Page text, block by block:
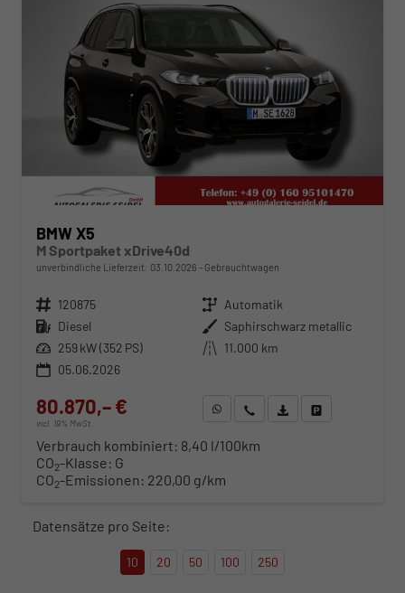
BMW X5
M Sportpaket xDrive40d
unverbindliche Lieferzeit: 03.10.2026 Gebrauchtwagen
Fahrzeugnr. 120875 Getriebe Automatik
Kraftstoff Diesel Außenfarbe Saphirschwarz metallic
Leistung 259 kW (352 PS) Kilometerstand 11.000 km
05.06.2026
80.870,– €
incl. 19% MwSt.
WhatsApp anfragen
Wir rufen Sie anFahrzeugexposé (PDF)
Verbrauch kombiniert: 8,40 l/100km
CO2-Klasse: G
CO2-Emissionen: 220,00 g/km
Datensätze pro Seite:
10 20 50 100 250